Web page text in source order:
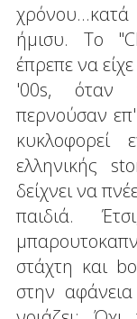
ήμισυ. Το
έπρεπε να
'00s, όταν
περνούσαν
ελληνικής
δείχνει να
παιδιά.
στάχτη και
στην